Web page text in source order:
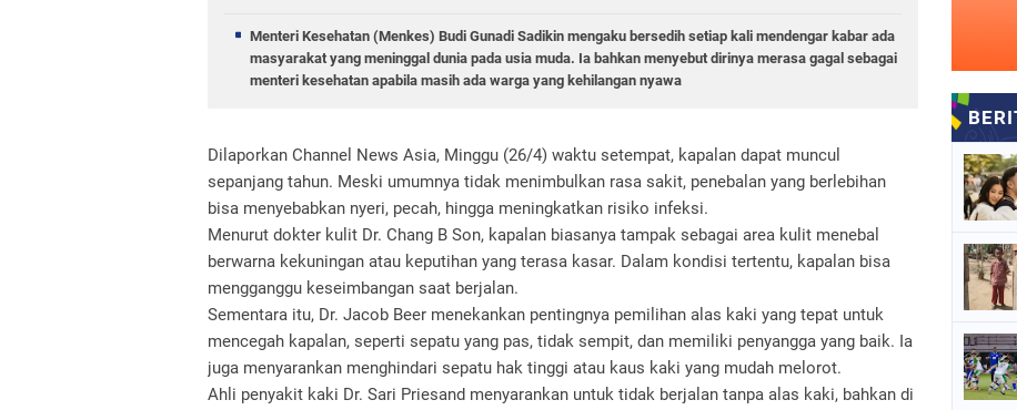
Menteri Kesehatan (Menkes) Budi Gunadi Sadikin mengaku bersedih setiap kali mendengar kabar ada
masyarakat yang meninggal dunia pada usia muda. Ia bahkan menyebut dirinya merasa gagal sebagai
menteri kesehatan apabila masih ada warga yang kehilangan nyawa
Dilaporkan Channel News Asia, Minggu (26/4) waktu setempat, kapalan dapat muncul
sepanjang tahun. Meski umumnya tidak menimbulkan rasa sakit, penebalan yang berlebihan
bisa menyebabkan nyeri, pecah, hingga meningkatkan risiko infeksi.
Menurut dokter kulit Dr. Chang B Son, kapalan biasanya tampak sebagai area kulit menebal
berwarna kekuningan atau keputihan yang terasa kasar. Dalam kondisi tertentu, kapalan bisa
mengganggu keseimbangan saat berjalan.
Sementara itu, Dr. Jacob Beer menekankan pentingnya pemilihan alas kaki yang tepat untuk
mencegah kapalan, seperti sepatu yang pas, tidak sempit, dan memiliki penyangga yang baik. Ia
juga menyarankan menghindari sepatu hak tinggi atau kaus kaki yang mudah melorot.
Ahli penyakit kaki Dr. Sari Priesand menyarankan untuk tidak berjalan tanpa alas kaki, bahkan di